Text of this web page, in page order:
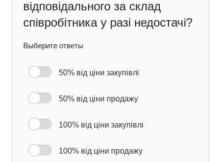
відповідального за склад
співробітника у разі недостачі?
Выберите ответы
50% від ціни закупівлі
50% від ціни продажу
100% від ціни закупівлі
100% від ціни продажу